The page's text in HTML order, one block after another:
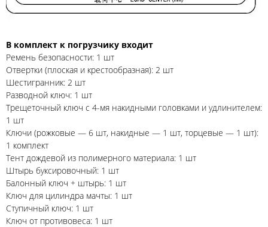
В комплект к погрузчику входит
Ремень безопасности: 1 шт
Отвертки (плоская и крестообразная): 2 шт
Шестигранник: 2 шт
Разводной ключ: 1 шт
Трещеточный ключ с 4-мя накидными головками и удлинителем:
1 шт
Ключи (рожковые — 6 шт, накидные — 1 шт, торцевые — 1 шт):
1 комплект
Тент дождевой из полимерного материала: 1 шт
Штырь буксировочный: 1 шт
Балонный ключ + штырь: 1 шт
Ключ для цилиндра мачты: 1 шт
Ступичный ключ: 1 шт
Ключ от противовеса: 1 шт